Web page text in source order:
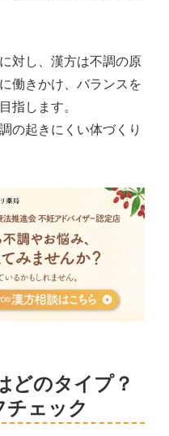
対し、漢方は不調の原
働きかけ、バランスを
指します。
の起きにくい体づくり
どのタイプ？
ェック